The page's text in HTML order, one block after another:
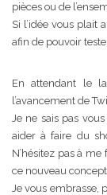
pièces ou de
Si l’idée vous plait
afin de pouvoir
En attendant le
l’avancement de
Je ne sais pas
aider à faire du
N’hésitez pas à
ce nouveau
Je vous embrasse,